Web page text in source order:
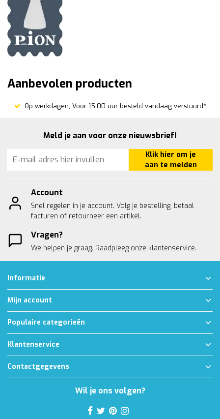
Aanbevolen producten
Op werkdagen; Voor 15:00 uur besteld vandaag verstuurd*
Meld je aan voor onze nieuwsbrief!
Klik hier om je
aan te melden
Account
Snel regelen in je account. Volg je bestelling, betaal
facturen of retourneer een artikel.
Vragen?
We helpen je graag. Raadpleeg onze klantenservice.
Informatie
Mijn account
Populaire categorieën
Klantenservice
Contactgegevens
Wil je ons volgen?